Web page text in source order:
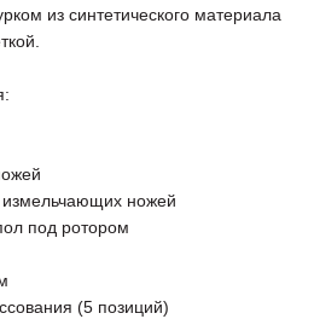
из синтетического материала
измельчающих ножей
под ротором
(5 позиций)